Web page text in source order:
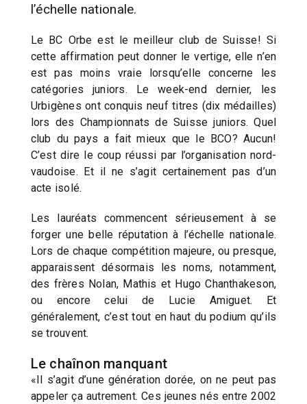
l’échelle nationale.
Le BC Orbe est le meilleur club de Suisse! Si
cette affirmation peut donner le vertige, elle n’en
est pas moins vraie lorsqu’elle concerne les
catégories juniors. Le week-end dernier, les
Urbigènes ont conquis neuf titres (dix médailles)
lors des Championnats de Suisse juniors. Quel
club du pays a fait mieux que le BCO? Aucun!
C’est dire le coup réussi par l’organisation nord-
vaudoise. Et il ne s’agit certainement pas d’un
acte isolé.
Les lauréats commencent sérieusement à se
forger une belle réputation à l’échelle nationale.
Lors de chaque compétition majeure, ou presque,
apparaissent désormais les noms, notamment,
des frères Nolan, Mathis et Hugo Chanthakeson,
ou encore celui de Lucie Amiguet. Et
généralement, c’est tout en haut du podium qu’ils
se trouvent.
Le chaînon manquant
«Il s’agit d’une génération dorée, on ne peut pas
appeler ça autrement. Ces jeunes nés entre 2002